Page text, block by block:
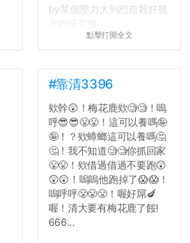
by某個壓力大到想自殺好幾
點擊打開全文
#靠清3396
欸幹😲！梅花鹿欸🧐🧐！嗚
呼😎😎😤😤！這可以養嗎🤪
🤪！？欸蟑螂這可以養嗎🤔
🤔！我不知道🧐🧐你抓回家
😤😤！欸借過借過不要跑😲
😲😲！嗚嗚他跑掉了😱😱！
嗚呼呼😤😤😤！喔好屌🍆
喔！清大要有梅花鹿了餒!
666...